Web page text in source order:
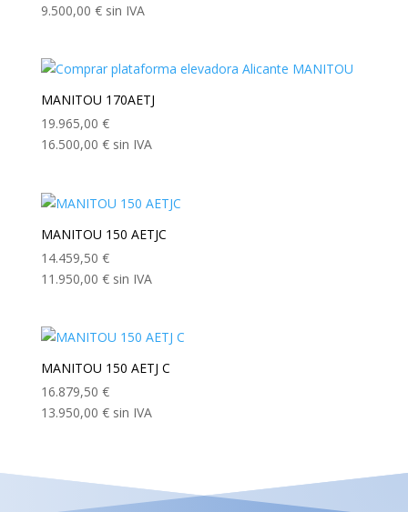
9.500,00 € sin IVA
MANITOU 170AETJ
19.965,00 €
16.500,00 € sin IVA
MANITOU 150 AETJC
14.459,50 €
11.950,00 € sin IVA
MANITOU 150 AETJ C
16.879,50 €
13.950,00 € sin IVA